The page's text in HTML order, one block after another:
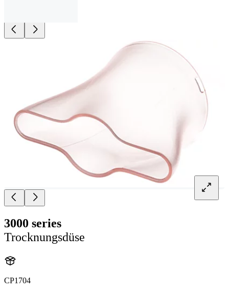
3000 series
Trocknungsdüse
CP1704